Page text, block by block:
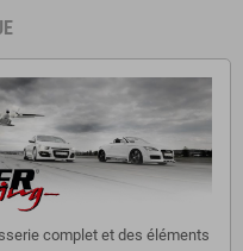
complet et des éléments